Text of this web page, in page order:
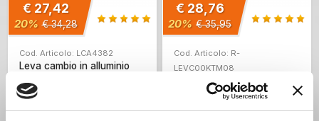
€ 27,42
20% € 34,28
Cod. Articolo: LCA4382
Leva cambio in alluminio
2026 KTM EXC-F 250 /
350 2017-2026 KTM SXF
450 2023-2025 KTM EXC-
€ 28,76
20% € 35,95
Cod. Articolo: R-
LEVC00KTM08
Leva cambio Racetech
KTM SXF 250 / 350 / 450
2016-2026 KTM EXC-F
250 / 350 / 450 / 500